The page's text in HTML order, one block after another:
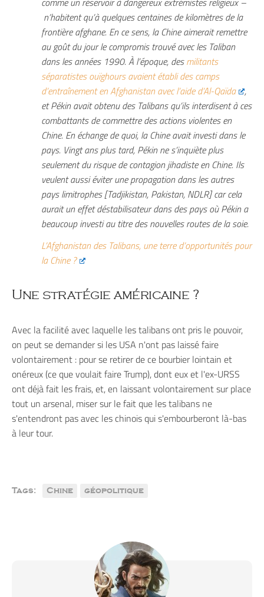
n’habitent qu’à quelques centaines de kilomètres de la
frontière afghane. En ce sens, la Chine aimerait remettre
au goût du jour le compromis trouvé avec les Taliban
dans les années 1990. À l’époque, desmilitants
séparatistes ouïghours avaient établi des camps
d’entraînement en Afghanistan avec l’aide d’Al-Qaïda
,
et Pékin avait obtenu des Talibans qu’ils interdisent à ces
combattants de commettre des actions violentes en
Chine. En échange de quoi, la Chine avait investi dans le
pays. Vingt ans plus tard, Pékin ne s’inquiète plus
seulement du risque de contagion jihadiste en Chine. Ils
veulent aussi éviter une propagation dans les autres
pays limitrophes [Tadjikistan, Pakistan, NDLR] car cela
aurait un effet déstabilisateur dans des pays où Pékin a
beaucoup investi au titre des nouvelles routes de la soie.
L’Afghanistan des Talibans, une terre d’opportunités pour
la Chine ?
Une stratégie américaine ?
Avec la facilité avec laquelle les talibans ont pris le pouvoir,
on peut se demander si les USA n'ont pas laissé faire
volontairement : pour se retirer de ce bourbier lointain et
onéreux (ce que voulait faire Trump), dont eux et l'ex-URSS
ont déjà fait les frais, et, en laissant volontairement sur place
tout un arsenal, miser sur le fait que les talibans ne
s'entendront pas avec les chinois qui s'embourberont là-bas
à leur tour.
Tags: Chine géopolitique